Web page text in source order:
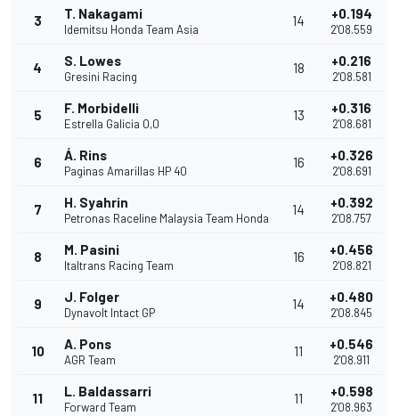
3 T. Nakagami
Idemitsu Honda Team Asia
14 +0.194
2'08.559
4 S. Lowes
Gresini Racing
18 +0.216
2'08.581
5 F. Morbidelli
Estrella Galicia 0,0
13 +0.316
2'08.681
6 Á. Rins
Paginas Amarillas HP 40
16 +0.326
2'08.691
7 H. Syahrin
Petronas Raceline Malaysia Team Honda
14 +0.392
2'08.757
8 M. Pasini
Italtrans Racing Team
16 +0.456
2'08.821
9 J. Folger
Dynavolt Intact GP
14 +0.480
2'08.845
10 A. Pons
AGR Team
11 +0.546
2'08.911
11 L. Baldassarri
Forward Team
11 +0.598
2'08.963